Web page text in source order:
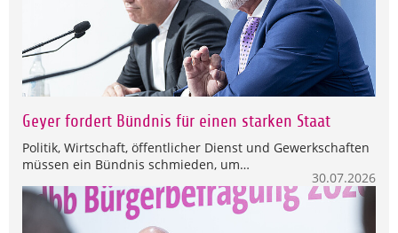
Geyer fordert Bündnis für einen starken Staat
Politik, Wirtschaft, öffentlicher Dienst und Gewerkschaften
müssen ein Bündnis schmieden, um…
30.07.2026